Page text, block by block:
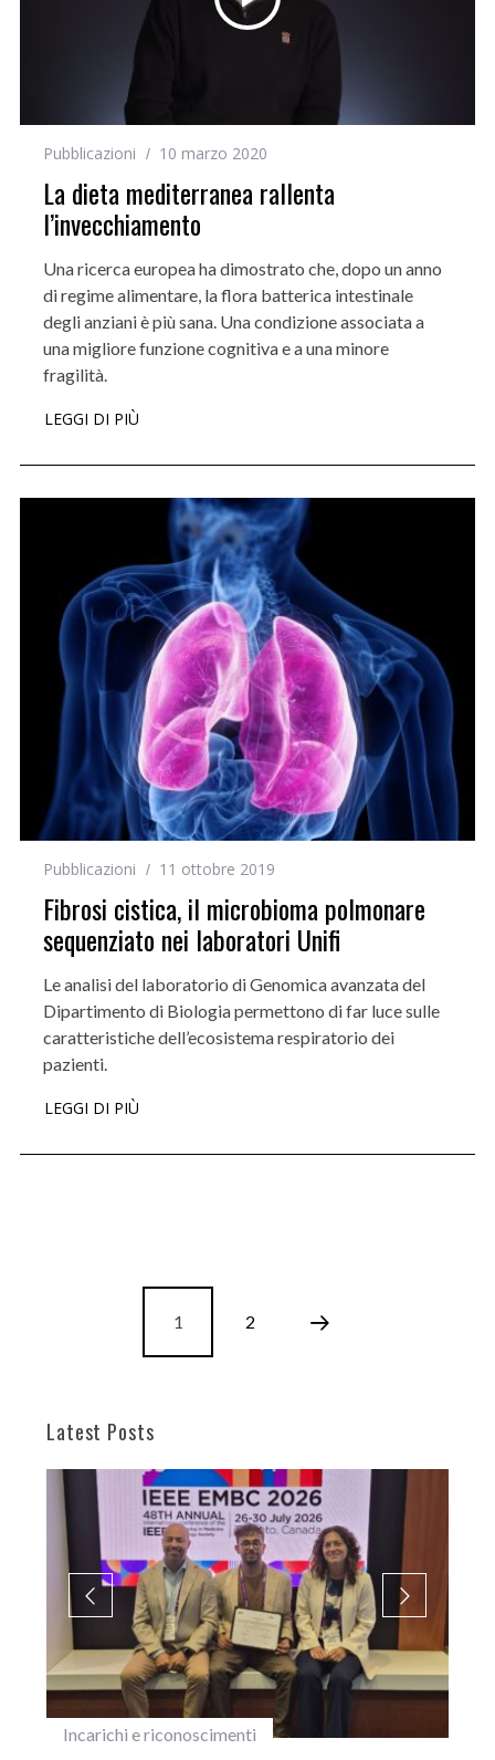
Pubblicazioni 10 marzo 2020
La dieta mediterranea rallenta
l’invecchiamento
Una ricerca europea ha dimostrato che, dopo un anno
di regime alimentare, la flora batterica intestinale
degli anziani è più sana. Una condizione associata a
una migliore funzione cognitiva e a una minore
fragilità.
LEGGI DI PIÙ
Pubblicazioni 11 ottobre 2019
Fibrosi cistica, il microbioma polmonare
sequenziato nei laboratori Unifi
Le analisi del laboratorio di Genomica avanzata del
Dipartimento di Biologia permettono di far luce sulle
caratteristiche dell’ecosistema respiratorio dei
pazienti.
LEGGI DI PIÙ
1 2
Latest Posts
Incarichi e riconoscimenti